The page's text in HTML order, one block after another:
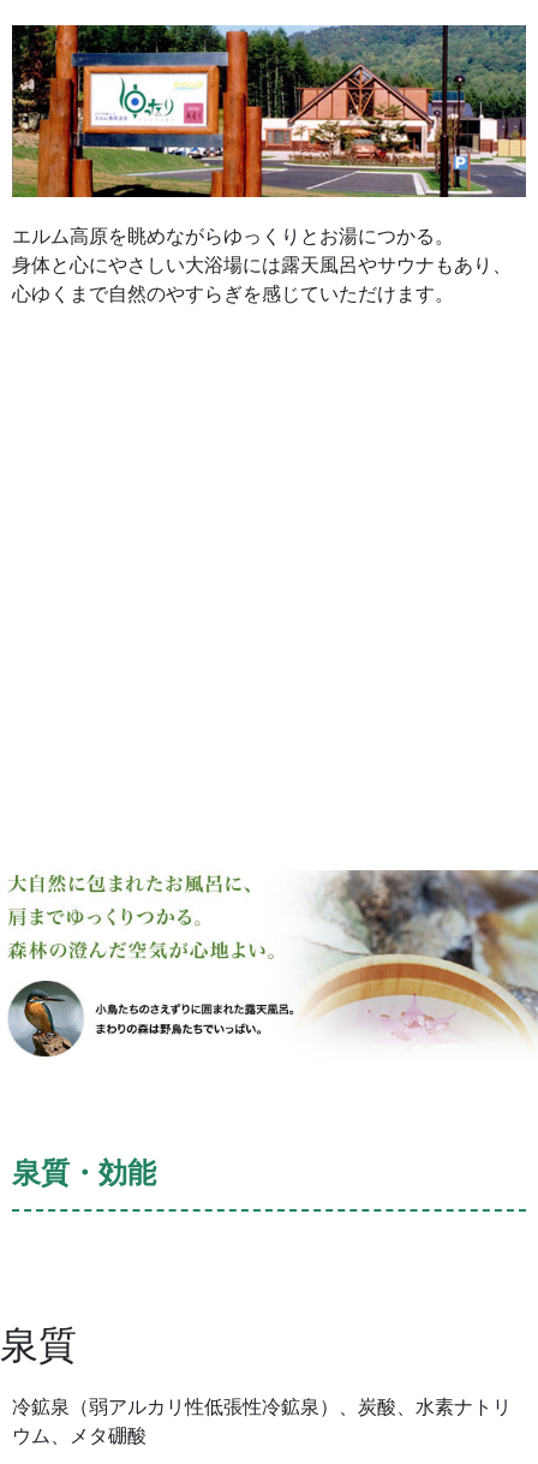
エルム高原を眺めながらゆっくりとお湯につかる。
身体と心にやさしい大浴場には露天風呂やサウナもあり、
心ゆくまで自然のやすらぎを感じていただけます。
泉質・効能
泉質
冷鉱泉（弱アルカリ性低張性冷鉱泉）、炭酸、水素ナトリ
ウム、メタ硼酸